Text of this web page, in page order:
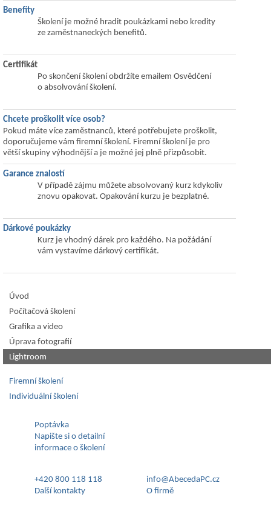
Benefity
Školení je možné hradit poukázkami nebo kredity
ze zaměstnaneckých benefitů.
Certifikát
Po skončení školení obdržíte emailem Osvědčení
o absolvování školení.
Chcete proškolit více osob?
Pokud máte více zaměstnanců, které potřebujete proškolit,
doporučujeme vám firemní školení. Firemní školení je pro
větší skupiny výhodnější a je možné jej plně přizpůsobit.
Garance znalostí
V případě zájmu můžete absolvovaný kurz kdykoliv
znovu opakovat. Opakování kurzu je bezplatné.
Dárkové poukázky
Kurz je vhodný dárek pro každého. Na požádání
vám vystavíme dárkový certifikát.
Úvod
Počítačová školení
Grafika a video
Úprava fotografií
Lightroom
Firemní školení
Individuální školení
Poptávka
Napište si o detailní
informace o školení
+420 800 118 118
info@AbecedaPC.cz
Další kontakty
O firmě